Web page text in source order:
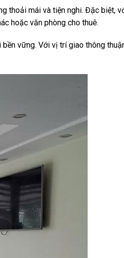
thoải mái và tiện nghi. Đặc biệt,
hoặc văn phòng cho thuê.
vững. Với vị trí giao thông